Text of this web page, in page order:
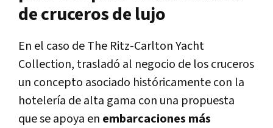
de cruceros de lujo
En el caso de The Ritz-Carlton Yacht
Collection, trasladó al negocio de los cruceros
un concepto asociado históricamente con la
hotelería de alta gama con una propuesta
que se apoya en embarcaciones más